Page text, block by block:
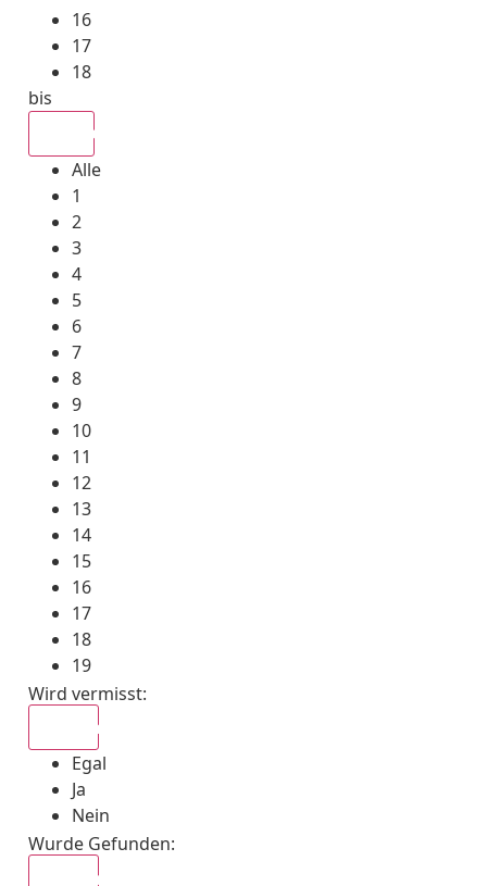
16
17
18
bis
Alle
1
2
3
4
5
6
7
8
9
10
11
12
13
14
15
16
17
18
19
Wird vermisst:
Egal
Ja
Nein
Wurde Gefunden: